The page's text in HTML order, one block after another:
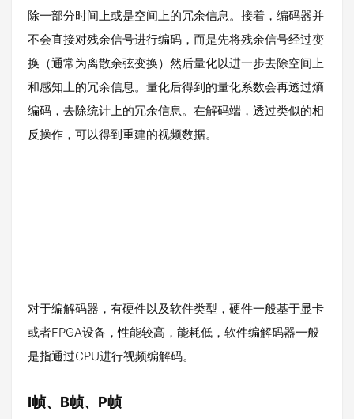
除一部分时间上或是空间上的冗余信息。接着，编码器并
不会直接对残余信号进行编码，而是先将残余信号经过变
换（通常为离散余弦变换）然后量化以进一步去除空间上
和感知上的冗余信息。量化后得到的量化系数会再透过熵
编码，去除统计上的冗余信息。在解码端，透过类似的相
反操作，可以得到重建的视频数据。
对于编解码器，有硬件以及软件类型，硬件一般基于显卡
或者FPGA设备，性能较高，能耗低，软件编解码器一般
是指通过CPU进行视频编解码。
I帧、B帧、P帧